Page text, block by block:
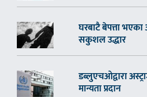
घरबाटै बेपत्ता
सकुशल उद्धार
डब्लुएचओद्वारा
मान्यता प्रदान